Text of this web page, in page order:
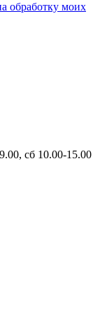
обработку моих
сб 10.00-15.00